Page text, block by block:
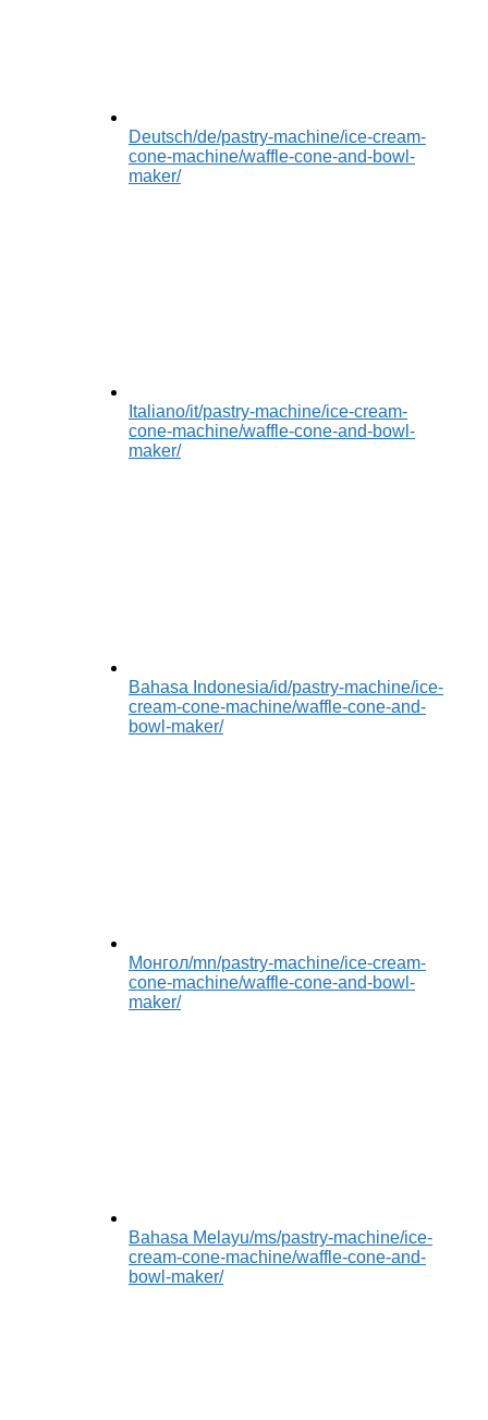
Deutsch/de/pastry-machine/ice-cream-
cone-machine/waffle-cone-and-bowl-
maker/
Italiano/it/pastry-machine/ice-cream-
cone-machine/waffle-cone-and-bowl-
maker/
Bahasa Indonesia/id/pastry-machine/ice-
cream-cone-machine/waffle-cone-and-
bowl-maker/
Монгол/mn/pastry-machine/ice-cream-
cone-machine/waffle-cone-and-bowl-
maker/
Bahasa Melayu/ms/pastry-machine/ice-
cream-cone-machine/waffle-cone-and-
bowl-maker/